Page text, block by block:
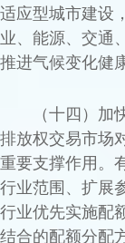
适应型城市建设
业、能源、交通
推进气候变化健
（十四）
排放权交易市场
重要支撑作用。
行业范围、扩展
行业优先实施配
结合的配额分配